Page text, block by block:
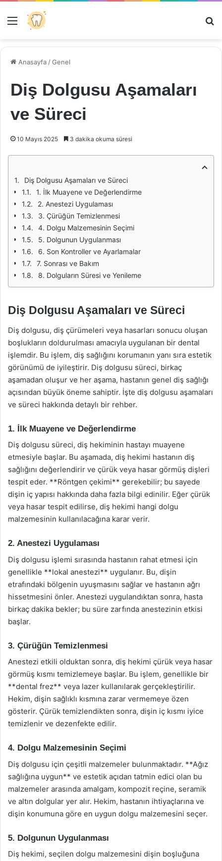
Menü
Anasayfa /Genel
Diş Dolgusu Aşamaları
ve Süreci
10 Mayıs 2025 3 dakika okuma süresi
Diş Dolgusu Aşamaları ve Süreci
1. İlk Muayene ve Değerlendirme
2. Anestezi Uygulaması
3. Çürüğün Temizlenmesi
4. Dolgu Malzemesinin Seçimi
5. Dolgunun Uygulanması
6. Son Kontroller ve Ayarlamalar
7. Sonrası ve Bakım
8. Dolguların Süresi ve Yenileme
Diş Dolgusu Aşamaları ve Süreci
Diş dolgusu, diş çürümeleri veya hasarları sonucu oluşan
boşlukların doldurulması amacıyla uygulanan bir dental
işlemdir. Bu işlem, diş sağlığını korumanın yanı sıra estetik
görünümü de iyileştirir. Diş dolgusu süreci, birkaç
aşamadan oluşur ve her aşama, hastanın genel diş sağlığı
açısından büyük öneme sahiptir. İşte diş dolgusu aşamaları
ve süreci hakkında detaylı bir rehber.
1. İlk Muayene ve Değerlendirme
Diş dolgusu süreci, diş hekiminin hastayı muayene
etmesiyle başlar. Bu aşamada, diş hekimi hastanın diş
sağlığını değerlendirir ve çürük veya hasar görmüş dişleri
tespit eder. **Röntgen çekimi** gerekebilir; bu sayede
dişin iç yapısı hakkında daha fazla bilgi edinilir. Eğer çürük
veya hasar tespit edilirse, diş hekimi hangi dolgu
malzemesinin kullanılacağına karar verir.
2. Anestezi Uygulaması
Diş dolgusu işlemi sırasında hastanın rahat etmesi için
genellikle **lokal anestezi** uygulanır. Bu, dişin
etrafındaki bölgenin uyuşmasını sağlar ve hastanın ağrı
hissetmesini önler. Anestezi uygulandıktan sonra, hasta
birkaç dakika bekler; bu süre zarfında anestezinin etkisi
başlar.
3. Çürüğün Temizlenmesi
Anestezi etkili olduktan sonra, diş hekimi çürük veya hasar
görmüş kısmı temizlemeye başlar. Bu işlem, genellikle bir
**dental frez** veya lazer kullanılarak gerçekleştirilir.
Hekim, dişin sağlıklı kısmına zarar vermemeye özen
gösterir. Çürük temizlendikten sonra, dişin iç kısmı iyice
temizlenir ve dezenfekte edilir.
4. Dolgu Malzemesinin Seçimi
Diş dolgusu için çeşitli malzemeler bulunmaktadır. **Ağız
sağlığına uygun** ve estetik açıdan tatmin edici olan bu
malzemeler arasında amalgam, kompozit reçine, seramik
ve altın dolgular yer alır. Hekim, hastanın ihtiyaçlarına ve
dişin konumuna göre en uygun dolgu malzemesini seçer.
5. Dolgunun Uygulanması
Diş hekimi, seçilen dolgu malzemesini dişin boşluğuna